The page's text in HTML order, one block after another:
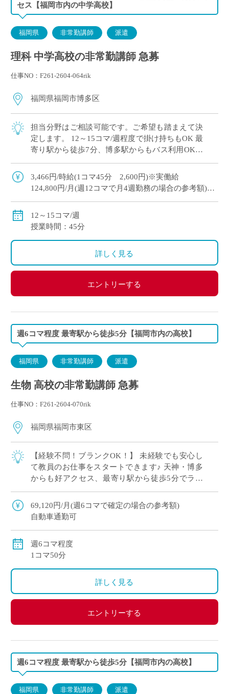
セス【福岡市内の中学高校】
福岡県 非常勤講師 派遣
理科 中学高校の非常勤講師 急募
仕事NO：F261-2604-064rik
福岡県福岡市博多区
担当分野はご相談可能です。ご希望も踏まえて決
定します。 12～15コマ/週程度で掛け持ちもOK 最
寄り駅から徒歩7分、博多駅からもバス利用OKで
13:35～
3,466円/時給(1コマ45分 2,600円)※実働給
124,800円/月(週12コマで月4週勤務の場合の参考額)
交通費支給(上限40,000円)
12～15コマ/週
授業時間：45分
詳しく見る
エントリーする
週6コマ程度 最寄駅から徒歩5分【福岡市内の高校】
福岡県 非常勤講師 派遣
生物 高校の非常勤講師 急募
仕事NO：F261-2604-070rik
福岡県福岡市東区
【経験不問！ブランクOK！】 未経験でも安心し
て教員のお仕事をスタートできます♪ 天神・博多
からも好アクセス、最寄り駅から徒歩5分でラク
ーツも盛んで元気な学校です！ 週6コマ […]
69,120円/月(週6コマで確定の場合の参考額)
自動車通勤可
週6コマ程度
1コマ50分
詳しく見る
エントリーする
週6コマ程度 最寄駅から徒歩5分【福岡市内の高校】
福岡県 非常勤講師 派遣